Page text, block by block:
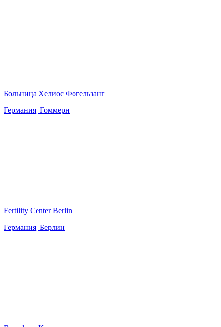
Больница Хелиос Фогельзанг
Германия, Гоммерн
Fertility Center Berlin
Германия, Берлин